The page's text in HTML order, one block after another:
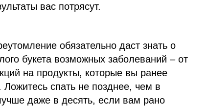
вас потрясут.
обязательно даст знать о
букета возможных заболеваний – от
на продукты, которые вы ранее
спать не позднее, чем в
даже в десять, если вам рано